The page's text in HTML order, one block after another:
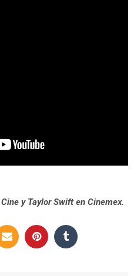
y Taylor Swift en Cinemex.